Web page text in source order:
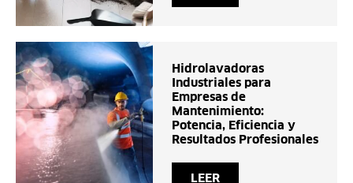
Hidrolavadoras
Industriales para
Empresas de
Mantenimiento:
Potencia, Eficiencia y
Resultados Profesionales
LEER